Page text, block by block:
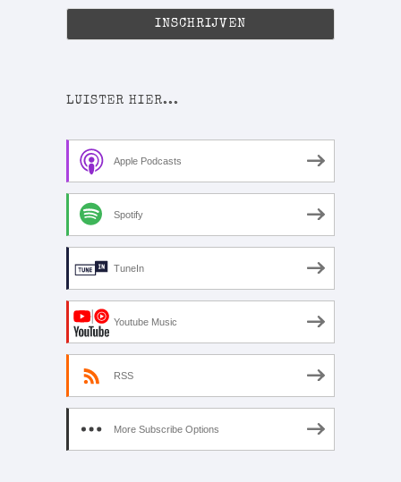
LUISTER HIER...
Apple Podcasts
Spotify
TuneIn
Youtube Music
RSS
More Subscribe Options